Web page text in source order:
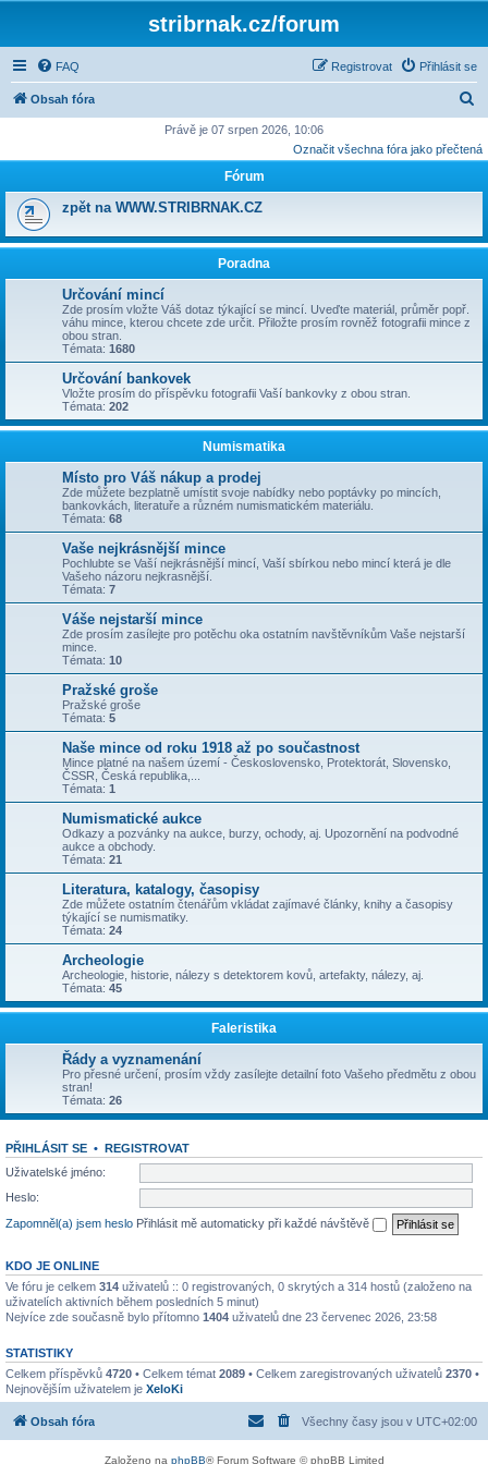
stribrnak.cz/forum
FAQ Přihlásit se
Registrovat
Obsah fóra
e
Právě je 07 srpen 2026, 10:06
Označit všechna fóra jako přečtená
Fórum
zpět na WWW.STRIBRNAK.CZ
Poradna
Určování mincí
Zde prosím vložte Váš dotaz týkající se mincí. Uveďte materiál, průměr popř.
váhu mince, kterou chcete zde určit. Přiložte prosím rovněž fotografii mince z
obou stran.
Témata: 1680
Určování bankovek
Vložte prosím do příspěvku fotografii Vaší bankovky z obou stran.
Témata: 202
Numismatika
Místo pro Váš nákup a prodej
Zde můžete bezplatně umístit svoje nabídky nebo poptávky po mincích,
bankovkách, literatuře a různém numismatickém materiálu.
Témata: 68
Vaše nejkrásnější mince
Pochlubte se Vaší nejkrásnější mincí, Vaší sbírkou nebo mincí která je dle
Vašeho názoru nejkrasnější.
Témata: 7
Váše nejstarší mince
Zde prosím zasílejte pro potěchu oka ostatním navštěvníkům Vaše nejstarší
mince.
Témata: 10
Pražské groše
Pražské groše
Témata: 5
Naše mince od roku 1918 až po součastnost
Mince platné na našem území - Československo, Protektorát, Slovensko,
ČSSR, Česká republika,...
Témata: 1
Numismatické aukce
Odkazy a pozvánky na aukce, burzy, ochody, aj. Upozornění na podvodné
aukce a obchody.
Témata: 21
Literatura, katalogy, časopisy
Zde můžete ostatním čtenářům vkládat zajímavé články, knihy a časopisy
týkající se numismatiky.
Témata: 24
Archeologie
Archeologie, historie, nálezy s detektorem kovů, artefakty, nálezy, aj.
Témata: 45
Faleristika
Řády a vyznamenání
Pro přesné určení, prosím vždy zasílejte detailní foto Vašeho předmětu z obou
stran!
Témata: 26
PŘIHLÁSIT SE • REGISTROVAT
Uživatelské jméno:
Heslo:
Zapomněl(a) jsem heslo Přihlásit mě automaticky při každé návštěvě
KDO JE ONLINE
Ve fóru je celkem 314 uživatelů :: 0 registrovaných, 0 skrytých a 314 hostů (založeno na
uživatelích aktivních během posledních 5 minut)
Nejvíce zde současně bylo přítomno 1404 uživatelů dne 23 červenec 2026, 23:58
STATISTIKY
Celkem příspěvků 4720 • Celkem témat 2089 • Celkem zaregistrovaných uživatelů 2370 •
Nejnovějším uživatelem je XeloKi
Obsah fóra Všechny časy jsou v UTC+02:00
Založeno na phpBB® Forum Software © phpBB Limited